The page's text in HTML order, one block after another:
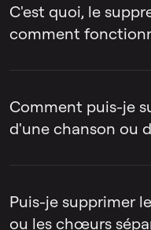
C'est quoi, le
comment
à supprimer la voix
séparer la voix de
pistes pour le
Comment puis-je
d'une chanson ou
être utilisé pour
chanson ou d'une
Puis-je supprimer
ou les chœurs